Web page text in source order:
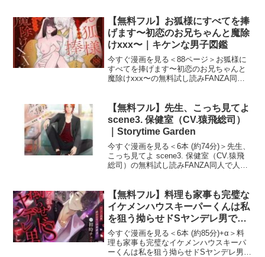
お嫁さんになって〜幼馴染に調教されて
グズグズにな
【無料フル】お狐様にすべてを捧
げます〜初恋のお兄ちゃんと魔除
けxxx〜｜キケンな男子図鑑
今すぐ漫画を見る＜88ページ＞お狐様に
すべてを捧げます〜初恋のお兄ちゃんと
魔除けxxx〜の無料試し読みFANZA同人
の試し読みサンプルを紹介します！作者
（サークル
【無料フル】先生、こっち見てよ
scene3. 保健室（CV.猿飛総司）
｜Storytime Garden
今すぐ漫画を見る＜6本 (約74分)＞先生、
こっち見てよ scene3. 保健室（CV.猿飛
総司）の無料試し読みFANZA同人で人気
プルを紹介します！作
【無料フル】料理も家事も完璧な
イケメンハウスキーパーくんは私
を狙う拗らせドSヤンデレ男でし
た｜Ravishing mellow
今すぐ漫画を見る＜6本 (約85分)+α＞料
理も家事も完璧なイケメンハウスキーパ
ーくんは私を狙う拗らせドSヤンデレ男で